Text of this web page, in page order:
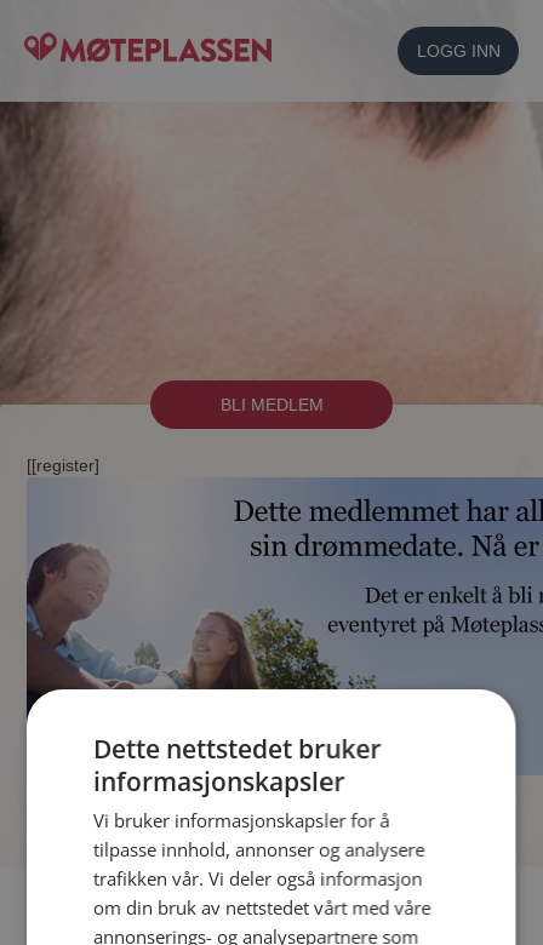
LOGG INN
BLI MEDLEM
[[register]
Fler single
Dette nettstedet bruker
informasjonskapsler
Vi bruker informasjonskapsler for å
tilpasse innhold, annonser og analysere
trafikken vår. Vi deler også informasjon
om din bruk av nettstedet vårt med våre
annonserings- og analysepartnere som